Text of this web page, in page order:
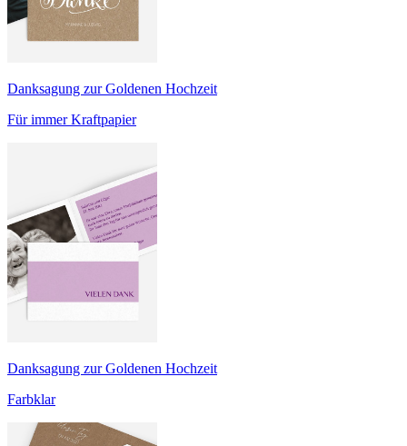
Danksagung zur Goldenen Hochzeit
Für immer Kraftpapier
Danksagung zur Goldenen Hochzeit
Farbklar